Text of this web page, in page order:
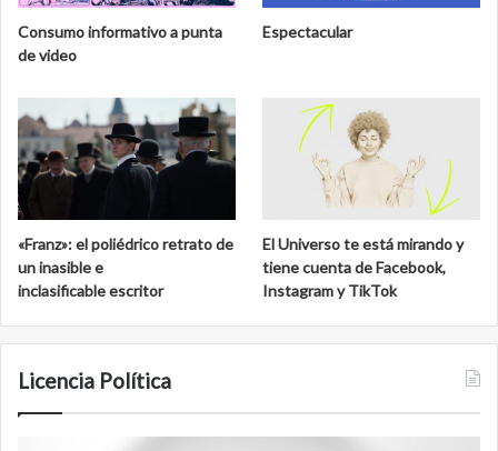
Consumo informativo a punta
de video
Espectacular
«Franz»: el poliédrico retrato de
un inasible e
inclasificable escritor
El Universo te está mirando y
tiene cuenta de Facebook,
Instagram y TikTok
Licencia Política